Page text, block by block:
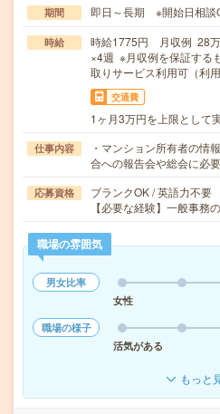
期間 即日～長期 ※開始日相談
時給
時給1775円 月収例 28万
×4週 ※月収例を保証する
取りサービス利用可（利用
交通費
1ヶ月3万円を上限として
仕事内容
・マンション所有者の情
合への報告会や総会に必
応募資格
ブランクOK / 英語力不要
【必要な経験】一般事務
職場の雰囲気
男女比率
女性
職場の様子
活気がある
もっと